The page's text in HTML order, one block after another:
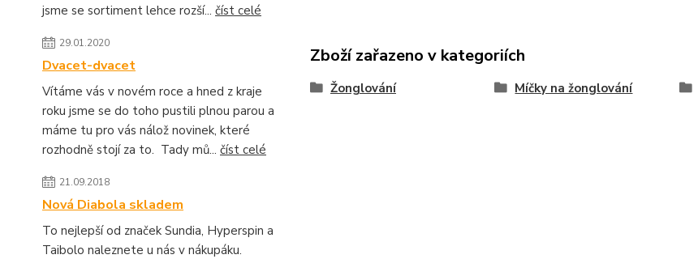
jsme se sortiment lehce rozší... číst celé
29.01.2020
Dvacet-dvacet
Vítáme vás v novém roce a hned z kraje
roku jsme se do toho pustili plnou parou a
máme tu pro vás nálož novinek, které
rozhodně stojí za to. Tady mů... číst celé
21.09.2018
Nová Diabola skladem
To nejlepší od značek Sundia, Hyperspin a
Taibolo naleznete u nás v nákupáku.
Zboží zařazeno v kategoriích
Žonglování Míčky na žonglování